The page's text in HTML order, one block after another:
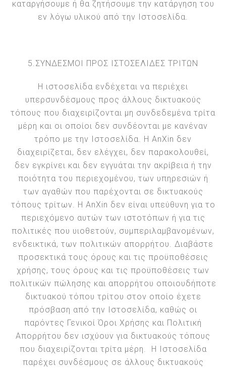
καταργήσουμε ή θα ζητήσουμε την κατάργηση του
εν λόγω υλικού από την Ιστοσελίδα.
5.ΣΥΝΔΕΣΜΟΙ ΠΡΟΣ ΙΣΤΟΣΕΛΙΔΕΣ ΤΡΙΤΩΝ
Η ιστοσελίδα ενδέχεται να περιέχει
υπερσυνδέσμους προς άλλους δικτυακούς
τόπους που διαχειρίζονται μη συνδεδεμένα τρίτα
μέρη και οι οποίοι δεν συνδέονται με κανέναν
τρόπο με την Ιστοσελίδα. Η AnXin δεν
διαχειρίζεται, δεν ελέγχει, δεν παρακολουθεί,
δεν εγκρίνει και δεν εγγυάται την ακρίβεια ή την
ποιότητα του περιεχομένου, των υπηρεσιών ή
των αγαθών που παρέχονται σε δικτυακούς
τόπους τρίτων. Η AnXin δεν είναι υπεύθυνη για το
περιεχόμενο αυτών των ιστοτόπων ή για τις
πολιτικές που υιοθετούν, συμπεριλαμβανομένων,
ενδεικτικά, των πολιτικών απορρήτου. Διαβάστε
προσεκτικά τους όρους και τις προϋποθέσεις
χρήσης, τους όρους και τις προϋποθέσεις των
πολιτικών πώλησης και απορρήτου οποιουδήποτε
δικτυακού τόπου τρίτου στον οποίο έχετε
πρόσβαση από την Ιστοσελίδα, καθώς οι
παρόντες Γενικοί Όροι Χρήσης και Πολιτική
Απορρήτου δεν ισχύουν για δικτυακούς τόπους
που διαχειρίζονται τρίτα μέρη. Η Ιστοσελίδα
παρέχει συνδέσμους σε άλλους δικτυακούς